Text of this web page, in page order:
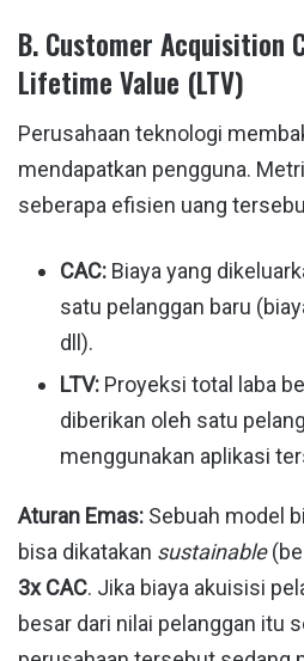
B. Customer Acquisition
Lifetime Value (LTV)
Perusahaan teknologi
mendapatkan pengguna.
seberapa efisien uang
CAC: Biaya yang
satu pelanggan baru
dll).
LTV: Proyeksi total laba
diberikan oleh satu
menggunakan aplikasi
Aturan Emas: Sebuah model
bisa dikatakan sustainable
3x CAC. Jika biaya akuisisi
besar dari nilai pelanggan itu